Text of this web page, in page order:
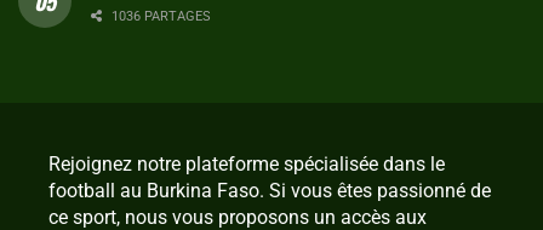
1036 PARTAGES
Rejoignez notre plateforme spécialisée dans le
football au Burkina Faso. Si vous êtes passionné de
ce sport, nous vous proposons un accès aux